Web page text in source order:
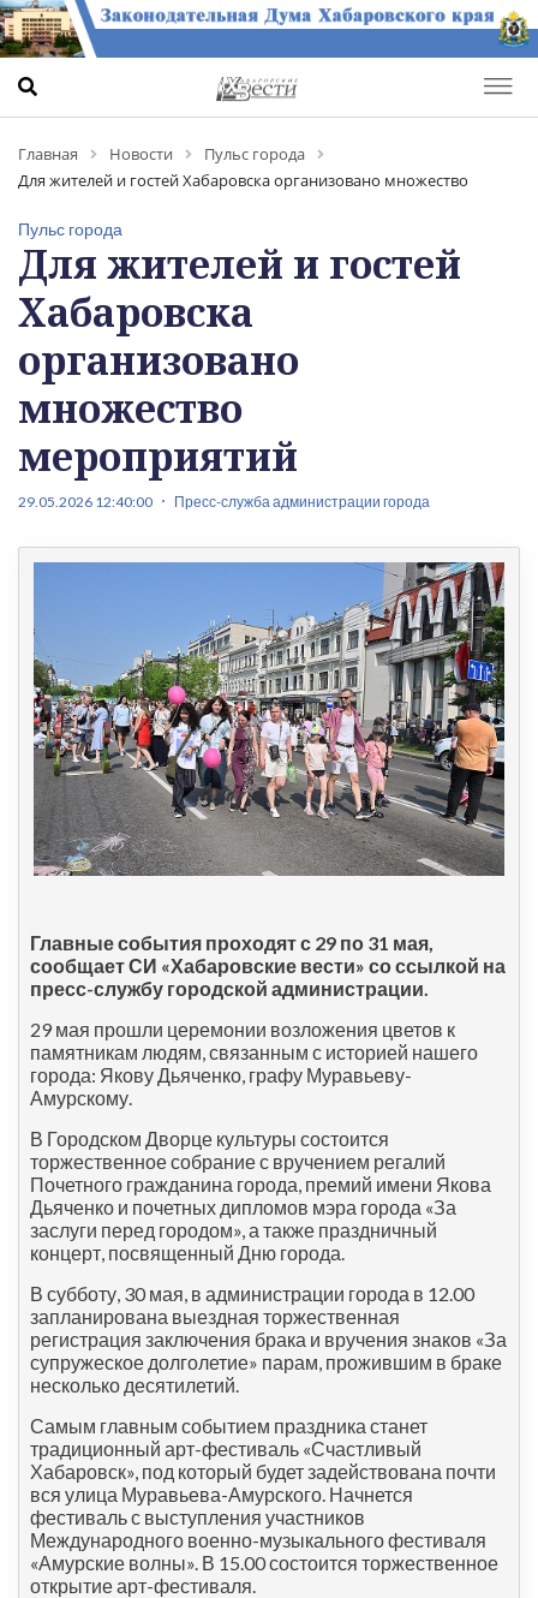
Главная Новости
Пульс города
Для жителей и гостей Хабаровска организовано множество
Пульс города
Для жителей и гостей
Хабаровска
организовано
множество
мероприятий
29.05.2026 12:40:00 Пресс-служба администрации города
Главные события проходят с 29 по 31 мая,
сообщает СИ «Хабаровские вести» со ссылкой на
пресс-службу городской администрации.
29 мая прошли церемонии возложения цветов к
памятникам людям, связанным с историей нашего
города: Якову Дьяченко, графу Муравьеву-
Амурскому.
В Городском Дворце культуры состоится
торжественное собрание с вручением регалий
Почетного гражданина города, премий имени Якова
Дьяченко и почетных дипломов мэра города «За
заслуги перед городом», а также праздничный
концерт, посвященный Дню города.
В субботу, 30 мая, в администрации города в 12.00
запланирована выездная торжественная
регистрация заключения брака и вручения знаков «За
супружеское долголетие» парам, прожившим в браке
несколько десятилетий.
Самым главным событием праздника станет
традиционный арт-фестиваль «Счастливый
Хабаровск», под который будет задействована почти
вся улица Муравьева-Амурского. Начнется
фестиваль с выступления участников
Международного военно-музыкального фестиваля
«Амурские волны». В 15.00 состоится торжественное
открытие арт-фестиваля.